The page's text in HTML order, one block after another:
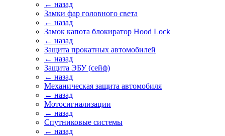
← назад
Замки фар головного света
← назад
Замок капота блокиратор Hood Lock
← назад
Защита прокатных автомобилей
← назад
Защита ЭБУ (сейф)
← назад
Механическая защита автомобиля
← назад
Мотосигнализации
← назад
Спутниковые системы
← назад